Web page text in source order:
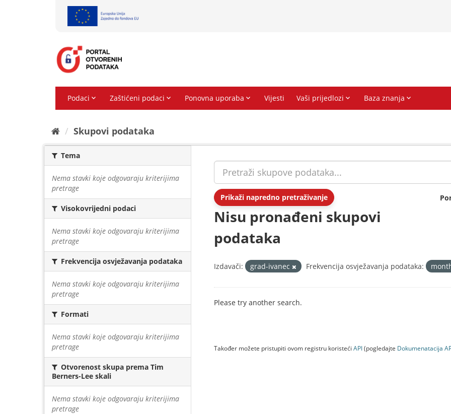
Skupovi podаtаkа
Tema
Nema stavki koje odgovaraju kriterijima
pretrage
Visokovrijedni podaci
Nema stavki koje odgovaraju kriterijima
pretrage
Frekvencija osvježavanja podataka
Nema stavki koje odgovaraju kriterijima
pretrage
Formati
Nema stavki koje odgovaraju kriterijima
pretrage
Otvorenost skupa prema Tim
Berners-Lee skali
Nema stavki koje odgovaraju kriterijima
pretrage
Prikaži napredno pretraživanje
Nisu pronađeni skupovi
podataka
Izdavači: grad-ivanec Frekvencija osvježavanja podataka:
Please try another search.
Također možete pristupiti ovom registru koristeći API(pogledajte Dokumenаtаcijа